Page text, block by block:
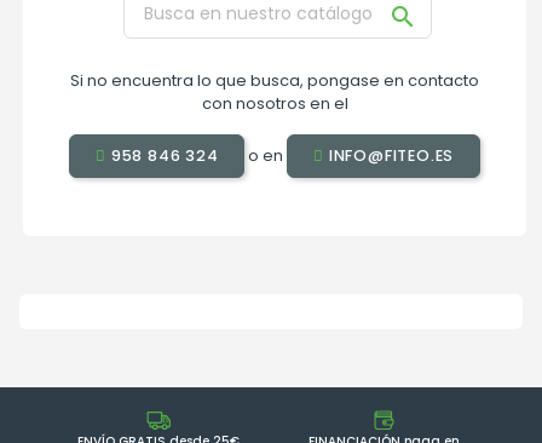

Si no encuentra lo que busca, pongase en contacto
con nosotros en el
958 846 324 o en INFO@FITEO.ES